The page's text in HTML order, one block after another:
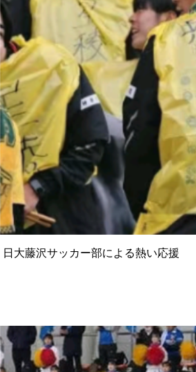
日大藤沢サッカー部による熱い応援